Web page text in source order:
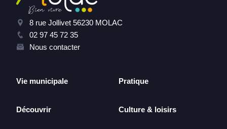
8 rue Jollivet 56230 MOLAC
02 97 45 72 35
Nous contacter
Vie municipale
Découvrir
Pratique
Culture & loisirs